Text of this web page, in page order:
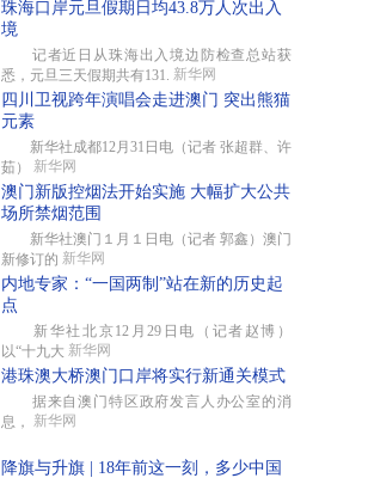
珠海口岸元旦假期日均43.8万人次出入
境
记者近日从珠海出入境边防检查总站获
悉，元旦三天假期共有131. 新华网
四川卫视跨年演唱会走进澳门 突出熊猫
元素
新华社成都12月31日电（记者 张超群、许
茹） 新华网
澳门新版控烟法开始实施 大幅扩大公共
场所禁烟范围
新华社澳门１月１日电（记者 郭鑫）澳门
新修订的 新华网
内地专家：“一国两制”站在新的历史起
点
新华社北京12月29日电（记者赵博）
以“十九大 新华网
港珠澳大桥澳门口岸将实行新通关模式
据来自澳门特区政府发言人办公室的消
息， 新华网
降旗与升旗 | 18年前这一刻，多少中国